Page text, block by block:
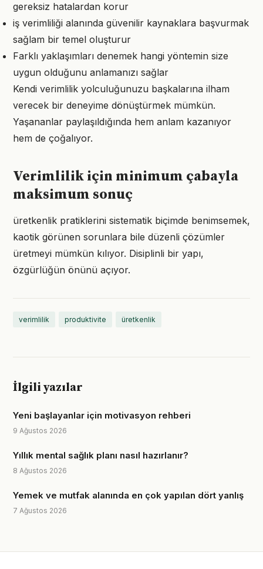
gereksiz hatalardan korur
iş verimliliği alanında güvenilir kaynaklara başvurmak
sağlam bir temel oluşturur
Farklı yaklaşımları denemek hangi yöntemin size
uygun olduğunu anlamanızı sağlar
Kendi verimlilik yolculuğunuzu başkalarına ilham
verecek bir deneyime dönüştürmek mümkün.
Yaşananlar paylaşıldığında hem anlam kazanıyor
hem de çoğalıyor.
Verimlilik için minimum çabayla
maksimum sonuç
üretkenlik pratiklerini sistematik biçimde benimsemek,
kaotik görünen sorunlara bile düzenli çözümler
üretmeyi mümkün kılıyor. Disiplinli bir yapı,
özgürlüğün önünü açıyor.
verimlilik produktivite üretkenlik
İlgili yazılar
Yeni başlayanlar için motivasyon rehberi
9 Ağustos 2026
Yıllık mental sağlık planı nasıl hazırlanır?
8 Ağustos 2026
Yemek ve mutfak alanında en çok yapılan dört yanlış
7 Ağustos 2026